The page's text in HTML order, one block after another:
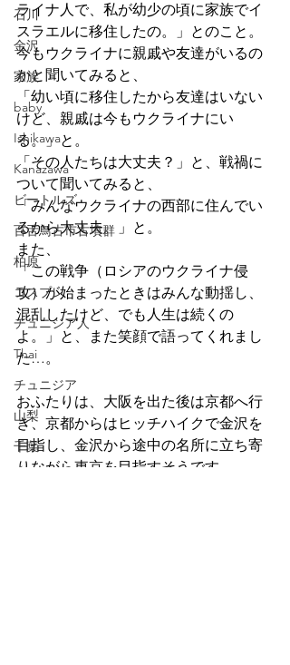
石川
金沢
家族
baby
Ishikawa
Kanazawa
ビートルズ
百舌鳥古市古墳群
柏原
コスプレ
チュニジア人
Thai
チュニジア
山梨
千葉
ライナ人で、私が幼少の頃に家族でイ
スラエルに移住したの。」とのこと。
今もウクライナに親戚や友達がいるの
かと聞いてみると、
「幼い頃に移住したから友達はいない
けど、親戚は今もウクライナにい
る。」と。
「その人たちは大丈夫？」と、戦禍に
ついて聞いてみると、
「みんなウクライナの西部に住んでい
るから大丈夫。」と。
また、
「この戦争（ロシアのウクライナ侵
攻）が始まったときはみんな動揺し、
混乱したけど、でも人生は続くの
よ。」と、また笑顔で語ってくれまし
た…。
おふたりは、大阪を出た後は京都へ行
き、京都からはヒッチハイクで金沢を
目指し、金沢から途中の名所に立ち寄
りながら東京を目指すそうです。